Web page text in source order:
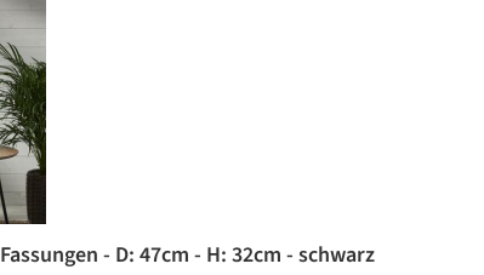
- D: 47cm - H: 32cm - schwarz